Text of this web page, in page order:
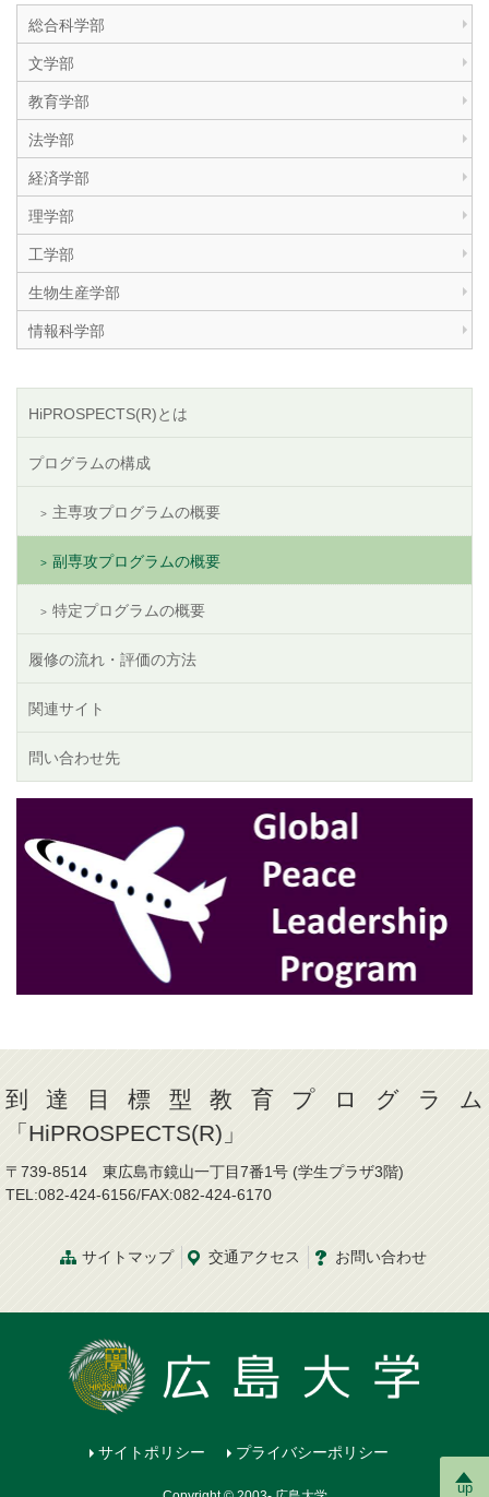
総合科学部
文学部
教育学部
法学部
経済学部
理学部
工学部
生物生産学部
情報科学部
HiPROSPECTS(R)とは
プログラムの構成
主専攻プログラムの概要
副専攻プログラムの概要
特定プログラムの概要
履修の流れ・評価の方法
関連サイト
問い合わせ先
up
到達目標型教育プログラム
「HiPROSPECTS(R)」
〒739-8514 東広島市鏡山一丁目7番1号 (学生プラザ3階)
TEL:082-424-6156/FAX:082-424-6170
サイトマップ 交通アクセス お問い合わせ
サイトポリシー プライバシーポリシー